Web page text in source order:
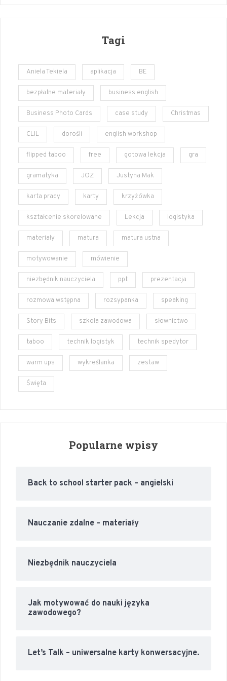
Tagi
Aniela Tekiela aplikacja BE
bezpłatne materiały business english
Business Photo Cards case study Christmas
CLIL dorośli english workshop
flipped taboo free gotowa lekcja gra
gramatyka JOZ Justyna Mak
karta pracy karty krzyżówka
kształcenie skorelowane Lekcja logistyka
materiały matura matura ustna
motywowanie mówienie
niezbędnik nauczyciela ppt prezentacja
rozmowa wstępna rozsypanka speaking
Story Bits szkoła zawodowa słownictwo
taboo technik logistyk technik spedytor
warm ups wykreślanka zestaw
Święta
Popularne wpisy
Back to school starter pack – angielski
Nauczanie zdalne – materiały
Niezbędnik nauczyciela
Jak motywować do nauki języka
zawodowego?
Let’s Talk – uniwersalne karty konwersacyjne.